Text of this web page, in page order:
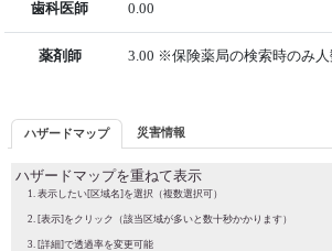
歯科医師 0.00
薬剤師 3.00 ※保険薬局の検索時のみ
ハザードマップ 災害情報
ハザードマップを重ねて表示
表示したい[区域名]を選択（複数選択可）
[表示]をクリック（該当区域が多いと数十秒かかります）
[詳細]で透過率を変更可能